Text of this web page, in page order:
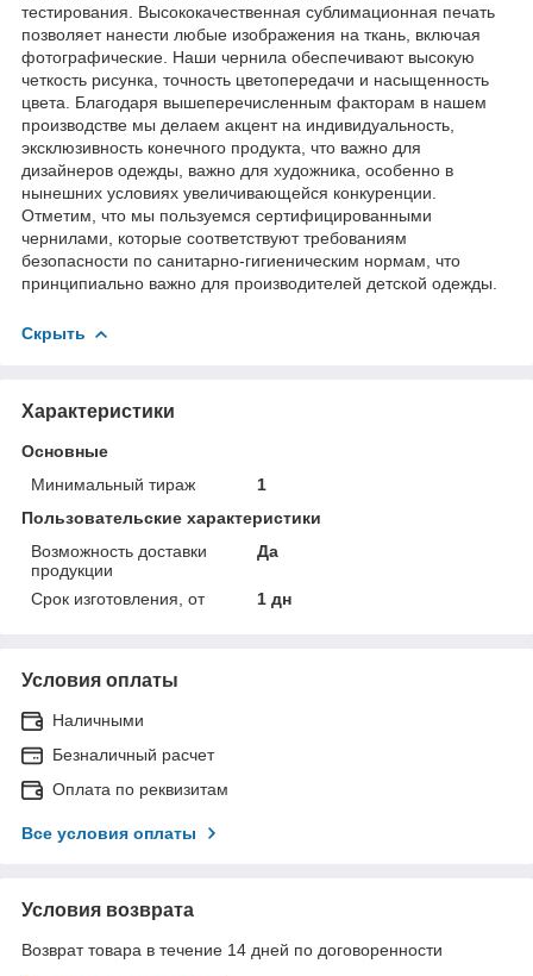
тестирования. Высококачественная сублимационная печать
позволяет нанести любые изображения на ткань, включая
фотографические. Наши чернила обеспечивают высокую
четкость рисунка, точность цветопередачи и насыщенность
цвета. Благодаря вышеперечисленным факторам в нашем
производстве мы делаем акцент на индивидуальность,
эксклюзивность конечного продукта, что важно для
дизайнеров одежды, важно для художника, особенно в
нынешних условиях увеличивающейся конкуренции.
Отметим, что мы пользуемся сертифицированными
чернилами, которые соответствуют требованиям
безопасности по санитарно-гигиеническим нормам, что
принципиально важно для производителей детской одежды.
Скрыть
Характеристики
Основные
Минимальный тираж
1
Пользовательские характеристики
Возможность доставки
продукции
Да
Срок изготовления, от 1 дн
Условия оплаты
Наличными
Безналичный расчет
Оплата по реквизитам
Все условия оплаты
Условия возврата
Возврат товара в течение 14 дней по договоренности